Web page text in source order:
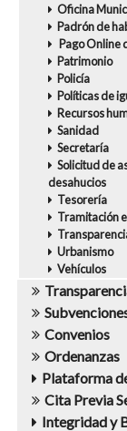
Oficina
Padrón de
Pago Online
Patrimonio
Policía
Políticas de
Recursos
Sanidad
Secretaría
Solicitud de
desahucios
Tesorería
Tramitación
Urbanismo
Vehículos
Convenios
Ordenanzas
Plataforma
Cita Previa
Integridad y